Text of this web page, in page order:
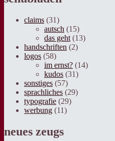
claims (31)
autsch (15)
das geht (13)
handschriften (2)
logos (58)
im ernst? (14)
kudos (31)
sonstiges (57)
sprachliches (29)
typografie (29)
werbung (11)
neues zeugs